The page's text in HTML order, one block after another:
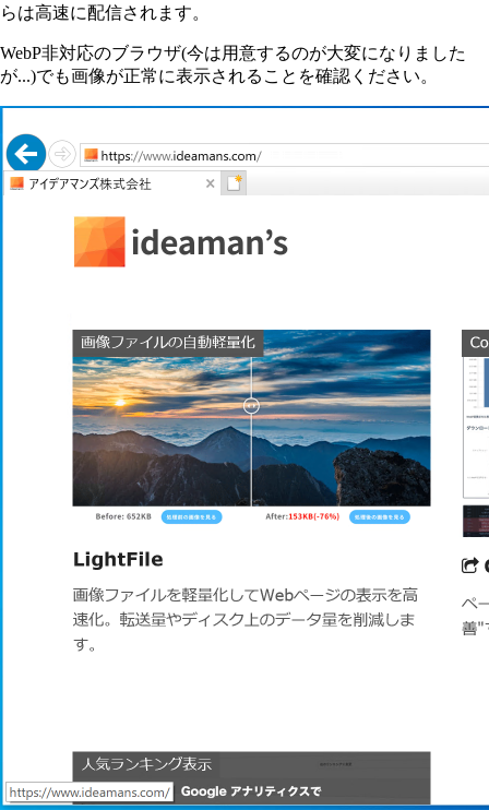
らは高速に配信されます。
WebP非対応のブラウザ(今は用意するのが大変になりました
が...)でも画像が正常に表示されることを確認ください。